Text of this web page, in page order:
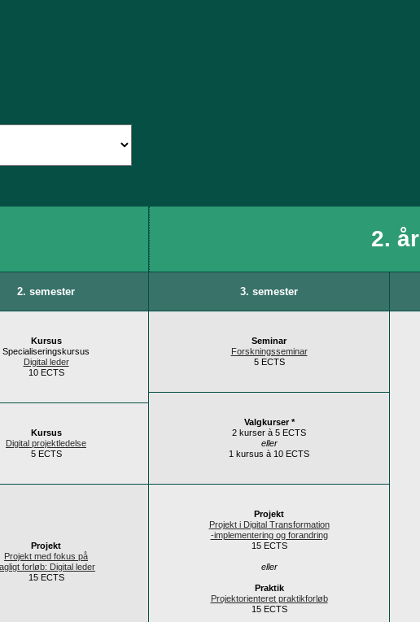
til kunder
2. år
2. semester 3. semester
Kursus
Specialiseringskursus
Digital leder
10 ECTS
Seminar
Forskningsseminar
5 ECTS
Valgkurser *
2 kurser à 5 ECTS
eller
1 kursus à 10 ECTS
Kursus
Digital projektledelse
5 ECTS
Projekt
Projekt med fokus på
forløb: Digital leder
15 ECTS
Projekt
Projekt i Digital Transformation
-implementering og forandring
15 ECTS
eller
Praktik
Projektorienteret praktikforløb
15 ECTS